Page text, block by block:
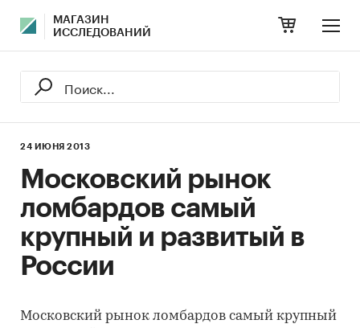
МАГАЗИН
ИССЛЕДОВАНИЙ
24 ИЮНЯ 2013
Московский рынок
ломбардов самый
крупный и развитый в
России
Московский рынок ломбардов самый крупный